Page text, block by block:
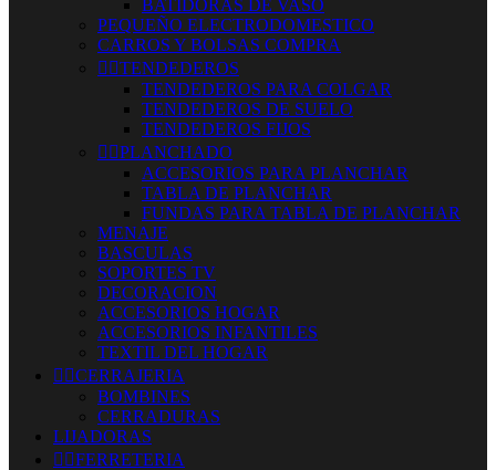
BATIDORAS DE VASO
PEQUEÑO ELECTRODOMESTICO
CARROS Y BOLSAS COMPRA
 TENDEDEROS
TENDEDEROS PARA COLGAR
TENDEDEROS DE SUELO
TENDEDEROS FIJOS
 PLANCHADO
ACCESORIOS PARA PLANCHAR
TABLA DE PLANCHAR
FUNDAS PARA TABLA DE PLANCHAR
MENAJE
BASCULAS
SOPORTES TV
DECORACION
ACCESORIOS HOGAR
ACCESORIOS INFANTILES
TEXTIL DEL HOGAR
 CERRAJERIA
BOMBINES
CERRADURAS
LIJADORAS
 FERRETERIA